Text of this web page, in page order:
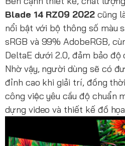
Blade 14 RZ09 2022 cũng
nổi bật với bộ thông số màu
sRGB và 99% AdobeRGB,
DeltaE dưới 2.0, đảm bảo độ
Nhờ vậy, người dùng sẽ có
đỉnh cao khi giải trí, đồng
công việc yêu cầu độ chuẩn
dựng video và thiết kế đồ